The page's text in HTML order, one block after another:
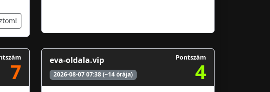
7 eva-oldala.vip
2026-08-07 07:38 (~14 órája)
Pontszám
4